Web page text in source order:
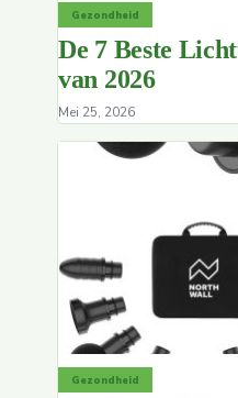
Gezondheid
De 7 Beste
van 2026
Mei 25, 2026
Gezondheid